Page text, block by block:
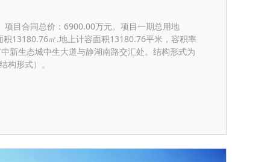
项目合同总价：6900.00万元。项目一期总用地
13180.76㎡.地上计容面积13180.76平米，容积率
新生态城中生大道与静湖南路交汇处。结构形式为
构形式）。